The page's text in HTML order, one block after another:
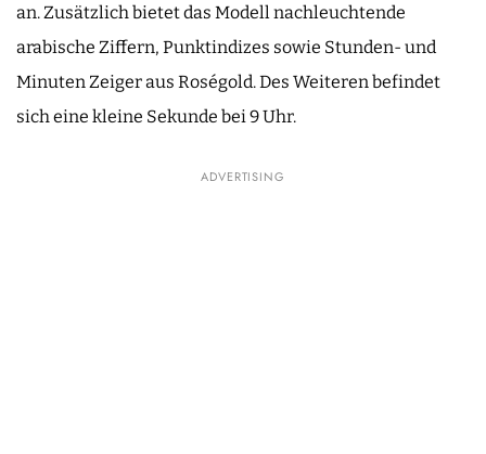
an. Zusätzlich bietet das Modell nachleuchtende
arabische Ziffern, Punktindizes sowie Stunden- und
Minuten Zeiger aus Roségold. Des Weiteren befindet
sich eine kleine Sekunde bei 9 Uhr.
ADVERTISING